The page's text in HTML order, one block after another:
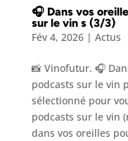
🎧 Dans vos
sur le vin s (3/3)
Fév 4, 2026| Actus
📸 Vinofutur. 🎧
podcasts sur le vin
sélectionné pour
podcasts sur le vin
dans vos oreilles